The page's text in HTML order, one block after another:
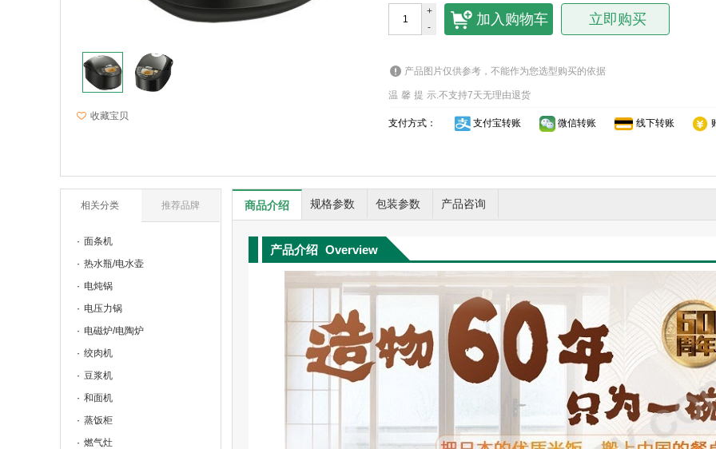
收藏宝贝
+
-
加入购物车 立即购买
产品图片仅供参考，不能作为您选型购买的依据
温馨提示.不支持7天无理由退货
支付方式： 支付宝转账 微信转账 线下转账
相关分类 推荐品牌
面条机
热水瓶/电水壶
电炖锅
电压力锅
电磁炉/电陶炉
绞肉机
豆浆机
和面机
蒸饭柜
燃气灶
商品介绍 规格参数 包装参数 产品咨询
产品介绍 Overview